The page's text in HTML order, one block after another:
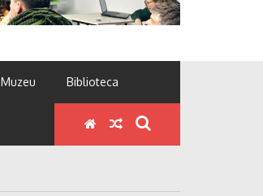
Muzeu Biblioteca